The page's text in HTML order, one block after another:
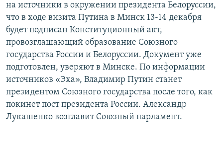
на источники в окружении президента Белоруссии,
что в ходе визита Путина в Минск 13-14 декабря
будет подписан Конституционный акт,
провозглашающий образование Союзного
государства России и Белоруссии. Документ уже
подготовлен, уверяют в Минске. По информации
источников «Эха», Владимир Путин станет
президентом Союзного государства после того, как
покинет пост президента России. Александр
Лукашенко возглавит Союзный парламент.